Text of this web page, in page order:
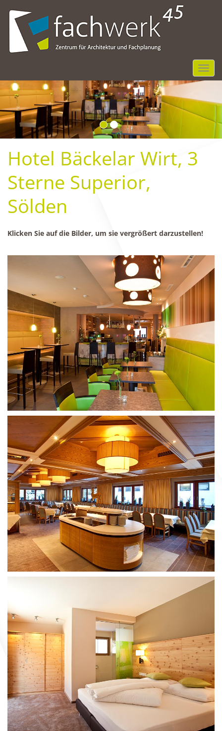
NGR
Hotel Bäckelar Wirt, 3
Sterne Superior,
Sölden
Klicken Sie auf die Bilder, um sie vergrößert darzustellen!